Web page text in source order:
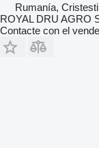
Rumanía, Cristesti
ROYAL DRU AGRO
Contacte con el